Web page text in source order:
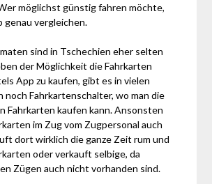
möglichst günstig fahren möchte,
genau vergleichen.
sind in Tschechien eher selten
der Möglichkeit die Fahrkarten
App zu kaufen, gibt es in vielen
noch Fahrkartenschalter, wo man die
Fahrkarten kaufen kann. Ansonsten
im Zug vom Zugpersonal auch
dort wirklich die ganze Zeit rum und
oder verkauft selbige, da
Zügen auch nicht vorhanden sind.